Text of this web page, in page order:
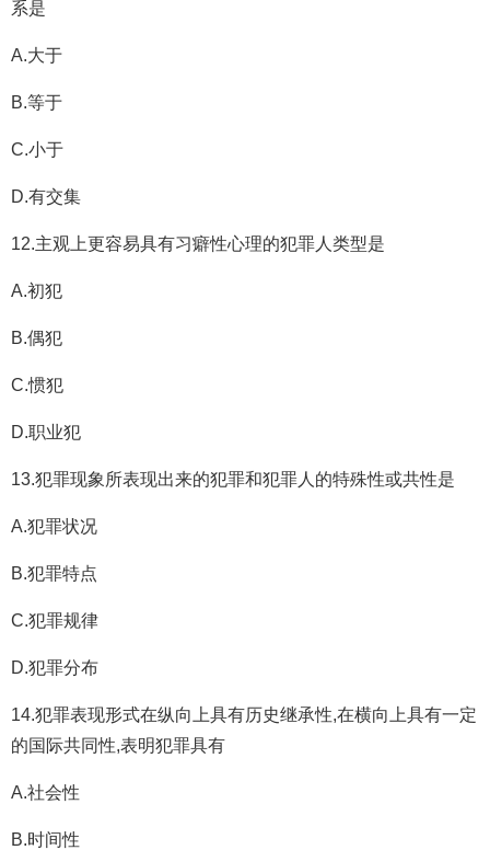
系是
A.大于
B.等于
C.小于
D.有交集
12.主观上更容易具有习癖性心理的犯罪人类型是
A.初犯
B.偶犯
C.惯犯
D.职业犯
13.犯罪现象所表现出来的犯罪和犯罪人的特殊性或共性是
A.犯罪状况
B.犯罪特点
C.犯罪规律
D.犯罪分布
14.犯罪表现形式在纵向上具有历史继承性,在横向上具有一定
的国际共同性,表明犯罪具有
A.社会性
B.时间性